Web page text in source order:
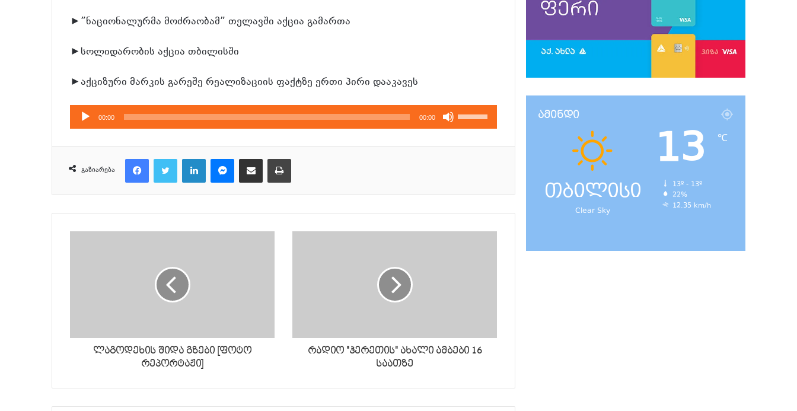
►”ნაციონალურმა მოძრაობამ” თელავში აქცია გამართა
►სოლიდარობის აქცია თბილისში
►აქციზური მარკის გარეშე რეალიზაციის ფაქტზე ერთი პირი დააკავეს
აუდიო
დამკვრელი
00:00 00:00
გამოიყენეთ
კლავჲშები
გაზიარება
ლაგოდეხის შიდა გზები [ფოტო
რეპორტაჟი]
რადიო "ჰერეთის" ახალი ამბები 16
საათზე
ამინდი
თბილისი
Clear Sky
13 ℃
13º - 13º
22%
12.35 km/h